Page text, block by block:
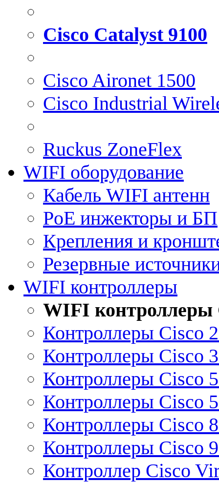
Cisco Catalyst 9100
Cisco Aironet 1500
Cisco Industrial
Ruckus ZoneFlex
WIFI оборудование
Кабель WIFI антенн
PoE инжекторы и БП
Крепления и
Резервные
WIFI контроллеры
WIFI контроллеры
Контроллеры Cisco
Контроллеры Cisco
Контроллеры Cisco
Контроллеры Cisco
Контроллеры Cisco
Контроллеры Cisco
Контроллер Cisco